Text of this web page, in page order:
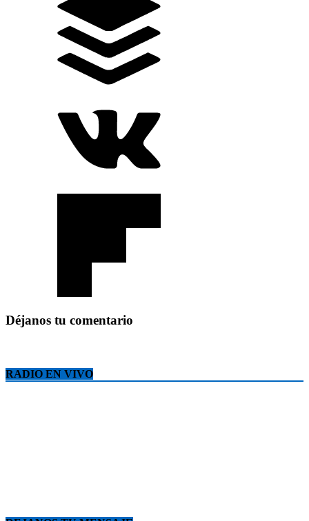
Déjanos tu comentario
RADIO EN VIVO